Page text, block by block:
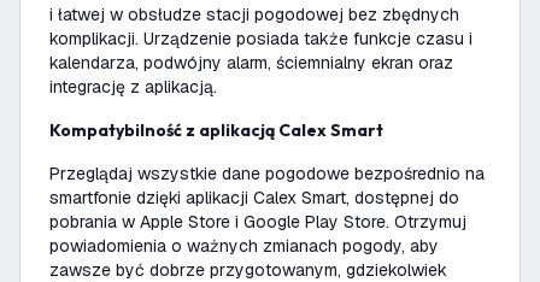
i łatwej w obsłudze stacji pogodowej bez zbędnych
komplikacji. Urządzenie posiada także funkcje czasu i
kalendarza, podwójny alarm, ściemnialny ekran oraz
integrację z aplikacją.
Kompatybilność z aplikacją Calex Smart
Przeglądaj wszystkie dane pogodowe bezpośrednio na
smartfonie dzięki aplikacji Calex Smart, dostępnej do
pobrania w Apple Store i Google Play Store. Otrzymuj
powiadomienia o ważnych zmianach pogody, aby
zawsze być dobrze przygotowanym, gdziekolwiek